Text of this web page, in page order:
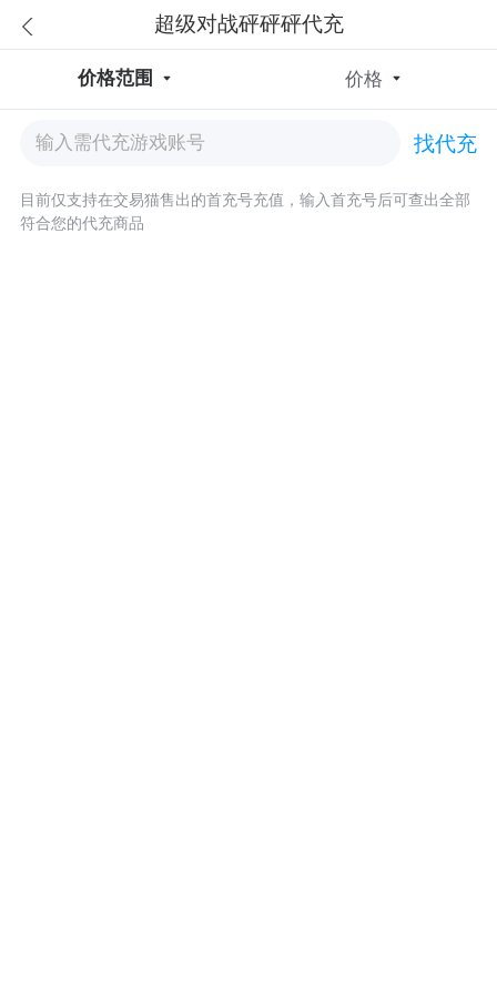
超级对战砰砰砰代充
价格范围 价格
找代充
目前仅支持在交易猫售出的首充号充值，输入首充号后可查出全部
符合您的代充商品